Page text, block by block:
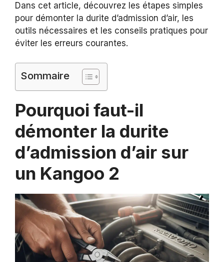
Dans cet article, découvrez les étapes simples
pour démonter la durite d’admission d’air, les
outils nécessaires et les conseils pratiques pour
éviter les erreurs courantes.
Sommaire
Pourquoi faut-il
démonter la durite
d’admission d’air sur
un Kangoo 2